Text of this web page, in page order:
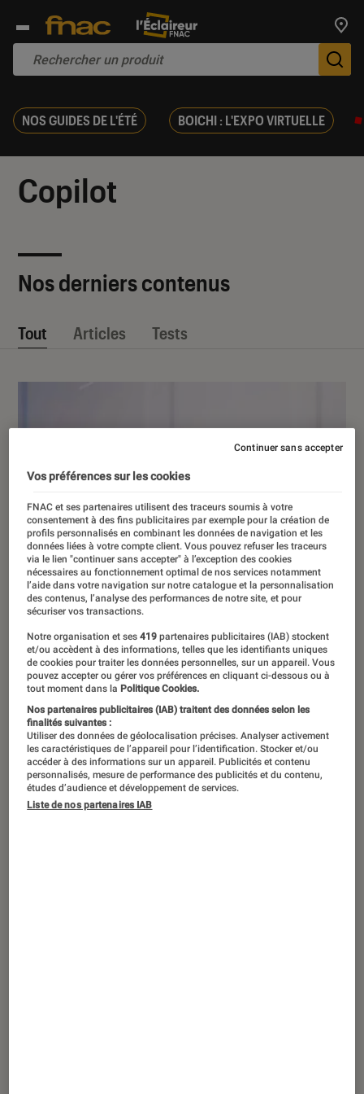
NOS GUIDES DE L'ÉTÉ BOICHI : L'EXPO VIRTUELLE
Copilot
Nos derniers contenus
Tout Articles Tests
Le bouton Copilot des claviers était
une erreur, et Microsoft va la corriger
ACTU
Ordinateurs Portables • 19 mai. 2026
Vos préférences sur les cookies
FNAC et ses partenaires utilisent des traceurs soumis à votre
consentement à des fins publicitaires par exemple pour la création de
profils personnalisés en combinant les données de navigation et les
données liées à votre compte client. Vous pouvez refuser les traceurs
via le lien "continuer sans accepter" à l’exception des cookies
nécessaires au fonctionnement optimal de nos services notamment
l’aide dans votre navigation sur notre catalogue et la personnalisation
des contenus, l’analyse des performances de notre site, et pour
sécuriser vos transactions.
Notre organisation et ses419 partenaires publicitaires (IAB) stockent
et/ou accèdent à des informations, telles que les identifiants uniques
de cookies pour traiter les données personnelles, sur un appareil. Vous
pouvez accepter ou gérer vos préférences en cliquant ci-dessous ou à
tout moment dans la Politique Cookies.
Nos partenaires publicitaires (IAB) traitent des données selon les
finalités suivantes :
Utiliser des données de géolocalisation précises. Analyser activement
les caractéristiques de l’appareil pour l’identification. Stocker et/ou
accéder à des informations sur un appareil. Publicités et contenu
personnalisés, mesure de performance des publicités et du contenu,
études d’audience et développement de services.
Liste de nos partenaires IAB
Continuer sans accepter